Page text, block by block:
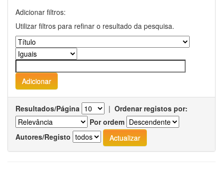
Adicionar filtros:
Utilizar filtros para refinar o resultado da pesquisa.
Resultados/Página | Ordenar registos por:
Por ordem
Autores/Registo